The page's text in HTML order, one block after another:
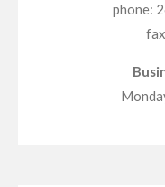
phone: